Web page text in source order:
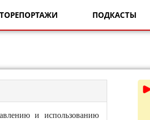
ПОДКАСТЫ
и использованию